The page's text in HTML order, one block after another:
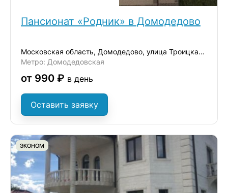
Пансионат «Родник» в Домодедово
Московская область, Домодедово, улица Троицкая, 38
Метро: Домодедовская
от 990 ₽ в день
Оставить заявку
ЭКОНОМ